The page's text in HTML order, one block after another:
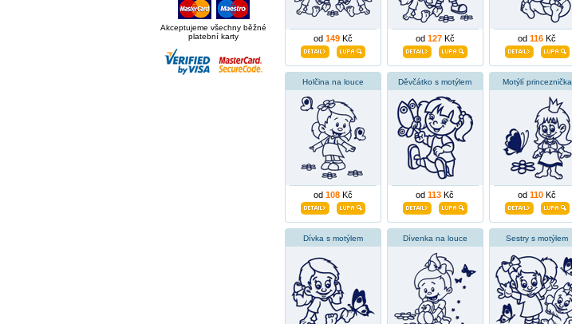
Akceptujeme všechny běžné
platební karty
od 149Kč od 127Kč od 116 Kč
Holčina na louce
od 108Kč
Děvčátko s motýlem
od 113 Kč
Motýlí princeznička
od 110 Kč
Dívka s motýlem Dívenka na louce Sestry s motýlem